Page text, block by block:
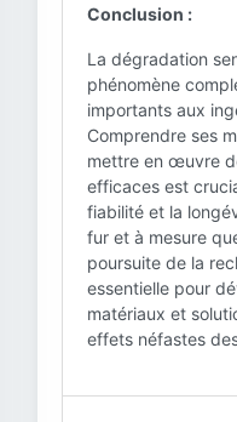
Conclusion :
La dégradation
phénomène
importants aux
Comprendre ses
mettre en œuvre
efficaces est
fiabilité et la
fur et à mesure
poursuite de la
essentielle pour
matériaux et
effets néfastes